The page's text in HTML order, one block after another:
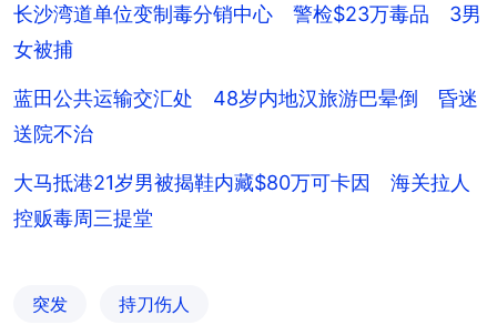
长沙湾道单位变制毒分销中心 警检$23万毒品 3男
女被捕
蓝田公共运输交汇处 48岁内地汉旅游巴晕倒 昏迷
送院不治
大马抵港21岁男被揭鞋内藏$80万可卡因 海关拉人
控贩毒周三提堂
突发 持刀伤人